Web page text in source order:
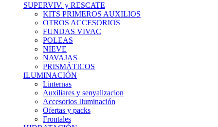
SUPERVIV. y RESCATE
KITS PRIMEROS AUXILIOS
OTROS ACCESORIOS
FUNDAS VIVAC
POLEAS
NIEVE
NAVAJAS
PRISMÁTICOS
ILUMINACIÓN
Linternas
Auxiliares y senyalizacion
Accesorios Iluminación
Ofertas y packs
Frontales